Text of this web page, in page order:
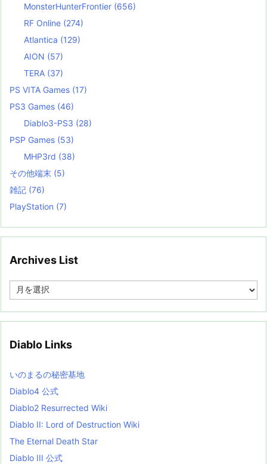
MonsterHunterFrontier (656)
RF Online (274)
Atlantica (129)
AION (57)
TERA (37)
PS VITA Games (17)
PS3 Games (46)
Diablo3-PS3 (28)
PSP Games (53)
MHP3rd (38)
その他端末 (5)
雑記 (76)
PlayStation (7)
Archives List
e
i
s
t
Diablo Links
いのまるの秘密基地
Diablo4 公式
Diablo2 Resurrected Wiki
Diablo II: Lord of Destruction Wiki
The Eternal Death Star
Diablo III 公式